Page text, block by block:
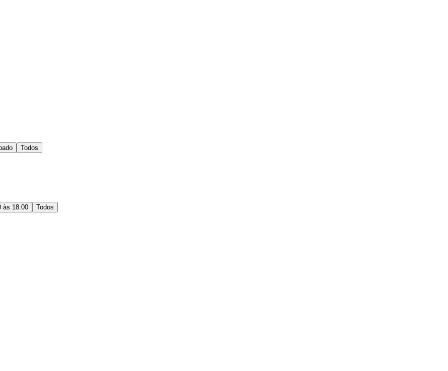
Todos
às 18:00
Todos